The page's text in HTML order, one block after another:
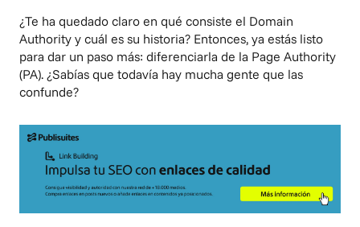
¿Te ha quedado claro en qué consiste el Domain
Authority y cuál es su historia? Entonces, ya estás listo
para dar un paso más: diferenciarla de la Page Authority
(PA). ¿Sabías que todavía hay mucha gente que las
confunde?